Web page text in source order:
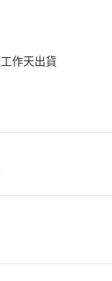
作天出貨